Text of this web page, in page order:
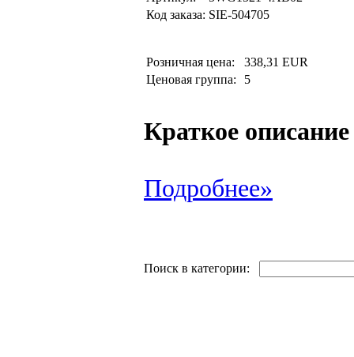
Код заказа: SIE-504705
Розничная цена:
338,31 EUR
Ценовая группа:
5
Краткое описание
Подробнее»
Поиск в категории: